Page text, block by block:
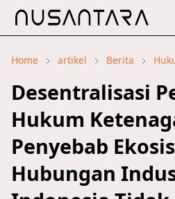
Home artikel Berita
Desentralisasi
Hukum
Penyebab
Hubungan